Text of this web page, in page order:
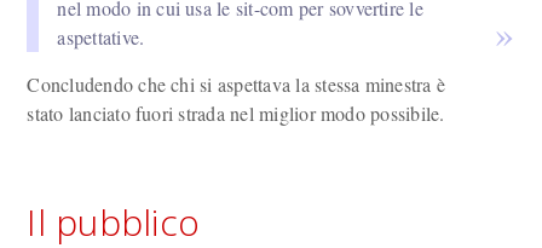
nel modo in cui usa le sit-com per sovvertire le
aspettative.
Concludendo che chi si aspettava la stessa minestra è
stato lanciato fuori strada nel miglior modo possibile.
Il pubblico